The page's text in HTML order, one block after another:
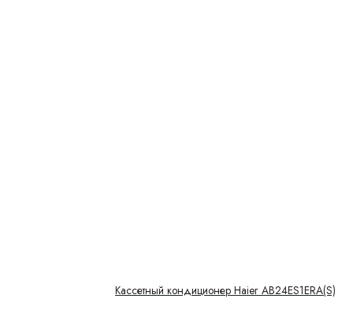
Кассетный кондиционер Haier AB24ES1ERA(S)